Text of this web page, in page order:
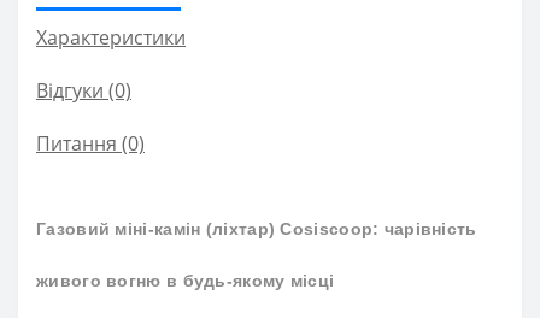
Характеристики
Відгуки (0)
Питання (0)
Газовий міні-камін (ліхтар) Cosiscoop: чарівність
живого вогню в будь-якому місці